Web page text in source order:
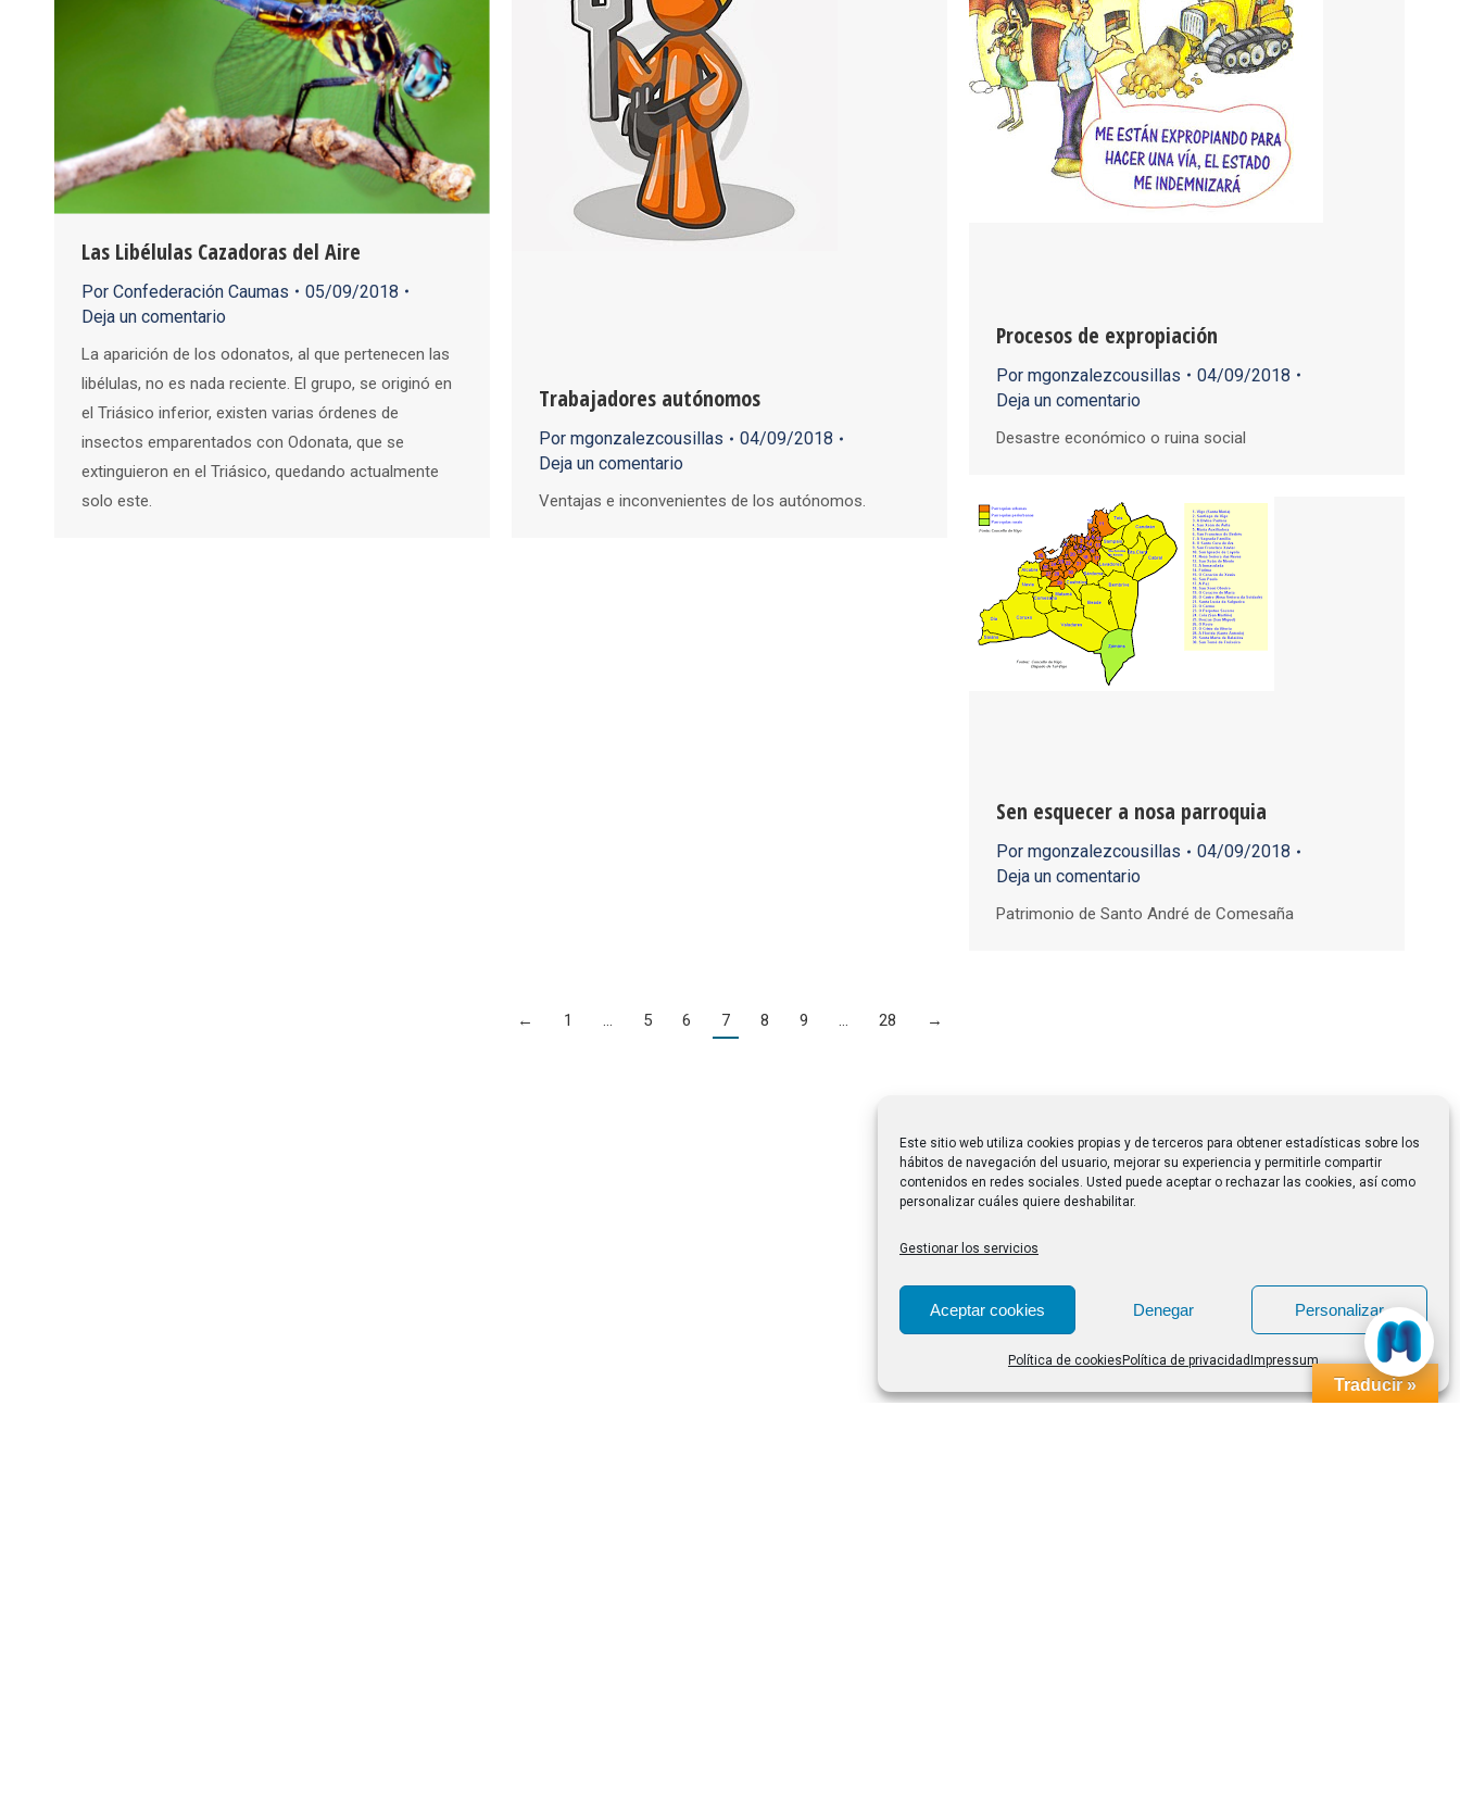
Este sitio web utiliza cookies propias y de terceros para obtener estadísticas sobre los
hábitos de navegación del usuario, mejorar su experiencia y permitirle compartir
contenidos en redes sociales. Usted puede aceptar o rechazar las cookies, así como
personalizar cuáles quiere deshabilitar.
Gestionar los servicios
Aceptar cookies Denegar Personalizar
Política de cookies Política de privacidad Impressum
Las Libélulas Cazadoras del Aire
Por Confederación Caumas
05/09/2018
Deja un comentario
La aparición de los odonatos, al que pertenecen las
libélulas, no es nada reciente. El grupo, se originó en
el Triásico inferior, existen varias órdenes de
insectos emparentados con Odonata, que se
extinguieron en el Triásico, quedando actualmente
solo este.
Procesos de expropiación
Por mgonzalezcousillas
04/09/2018
Deja un comentario
Desastre económico o ruina social
Trabajadores autónomos
Por mgonzalezcousillas
04/09/2018
Deja un comentario
Ventajas e inconvenientes de los autónomos.
Sen esquecer a nosa parroquia
Por mgonzalezcousillas
04/09/2018
Deja un comentario
Patrimonio de Santo André de Comesaña
← 1 … 5 6 7 8 9 … 28 →
Traducir »